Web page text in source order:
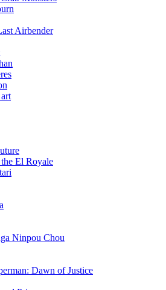
Airbender
El Royale
Ninpou Chou
Dawn of Justice